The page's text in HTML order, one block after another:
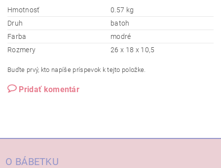
Hmotnosť
0.57 kg
Druh
batoh
Farba
modré
Rozmery
26 x 18 x 10,5
Buďte prvý, kto napíše príspevok k tejto položke.
Pridať komentár
O BÁBETKU